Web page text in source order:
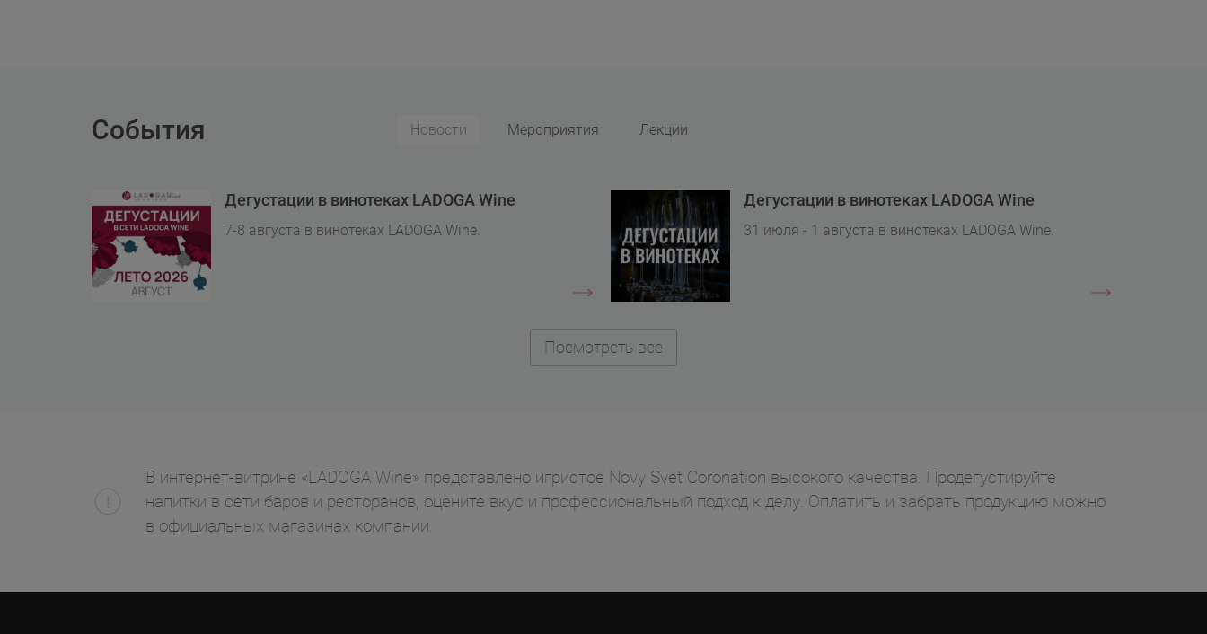
События Новости Мероприятия Лекции
Дегустации в винотеках LADOGA Wine
7-8 августа в винотеках LADOGA Wine.
Дегустации в винотеках LADOGA Wine
31 июля - 1 августа в винотеках LADOGA Wine.
Посмотреть все
В интернет-витрине «LADOGA Wine» представлено игристое Novy Svet Coronation высокого качества. Продегустируйте
напитки в сети баров и ресторанов, оцените вкус и профессиональный подход к делу. Оплатить и забрать продукцию можно
в официальных магазинах компании.